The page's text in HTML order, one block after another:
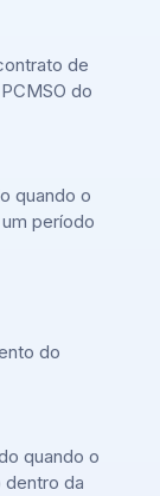
de
do
quando o
período
do
quando o
da